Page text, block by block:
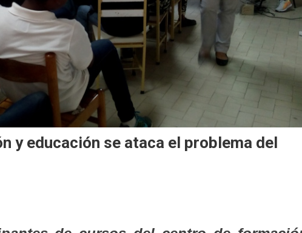
y educación se ataca el problema del